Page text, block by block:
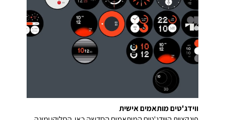
ווידג'טים מותאמים אישית